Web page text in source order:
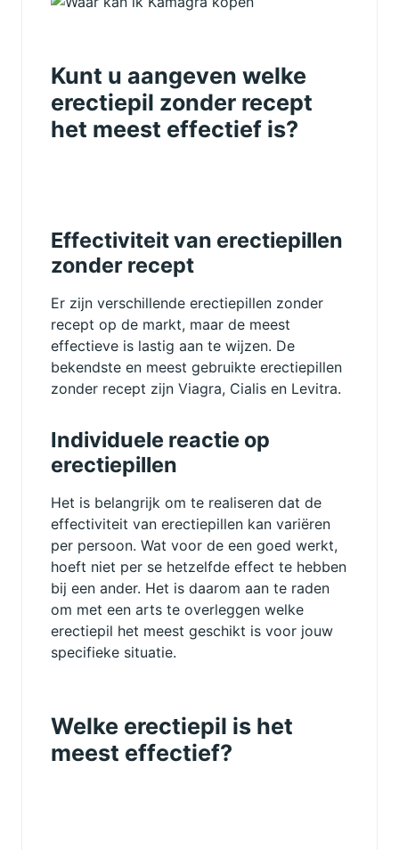
Kunt u aangeven welke
erectiepil zonder recept
het meest effectief is?
Effectiviteit van erectiepillen
zonder recept
Er zijn verschillende erectiepillen zonder
recept op de markt, maar de meest
effectieve is lastig aan te wijzen. De
bekendste en meest gebruikte erectiepillen
zonder recept zijn Viagra, Cialis en Levitra.
Individuele reactie op
erectiepillen
Het is belangrijk om te realiseren dat de
effectiviteit van erectiepillen kan variëren
per persoon. Wat voor de een goed werkt,
hoeft niet per se hetzelfde effect te hebben
bij een ander. Het is daarom aan te raden
om met een arts te overleggen welke
erectiepil het meest geschikt is voor jouw
specifieke situatie.
Welke erectiepil is het
meest effectief?